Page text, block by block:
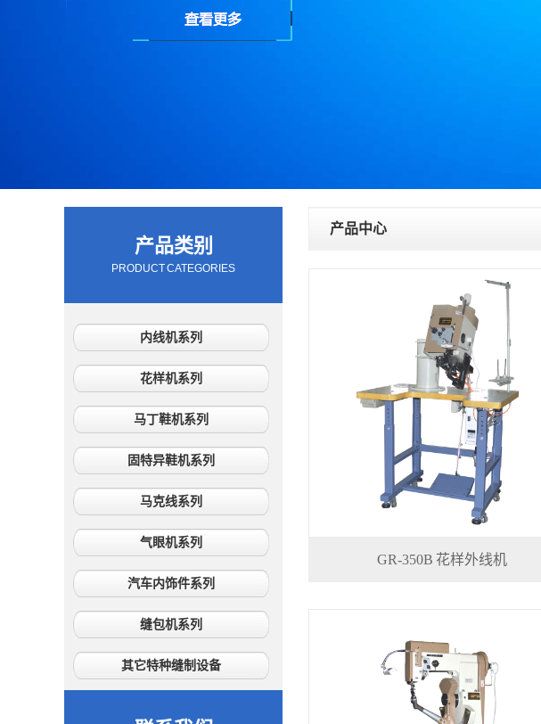
产品类别
PRODUCT CATEGORIES
内线机系列
花样机系列
马丁鞋机系列
固特异鞋机系列
马克线系列
气眼机系列
汽车内饰件系列
缝包机系列
其它特种缝制设备
产品中心
GR-350B 花样外线机